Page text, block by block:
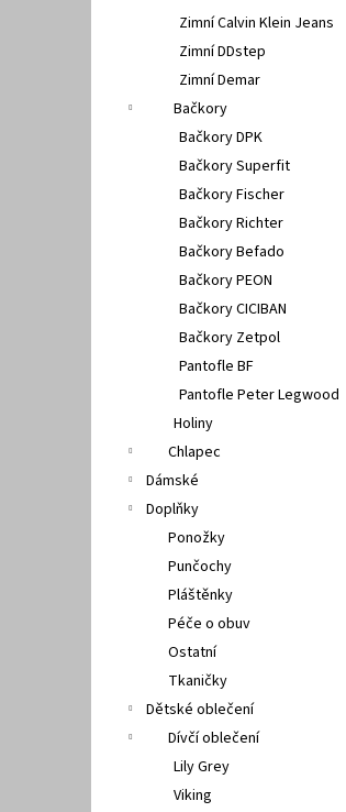
Zimní Calvin Klein Jeans
Zimní DDstep
Zimní Demar
Bačkory
Bačkory DPK
Bačkory Superfit
Bačkory Fischer
Bačkory Richter
Bačkory Befado
Bačkory PEON
Bačkory CICIBAN
Bačkory Zetpol
Pantofle BF
Pantofle Peter Legwood
Holiny
Chlapec
Dámské
Doplňky
Ponožky
Punčochy
Pláštěnky
Péče o obuv
Ostatní
Tkaničky
Dětské oblečení
Dívčí oblečení
Lily Grey
Viking